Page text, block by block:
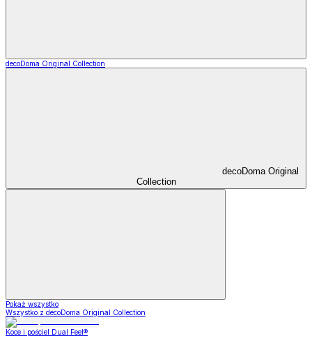
decoDoma Original Collection
decoDoma Original
Collection
Pokaż wszystko
Wszystko z decoDoma Original Collection
Koce i pościel Dual Feel®